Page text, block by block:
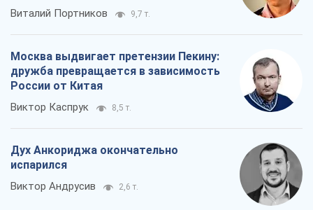
Виталий Портников 9,7 т.
Москва выдвигает претензии Пекину:
дружба превращается в зависимость
России от Китая
Виктор Каспрук 8,5 т.
Дух Анкориджа окончательно
испарился
Виктор Андрусив 2,6 т.